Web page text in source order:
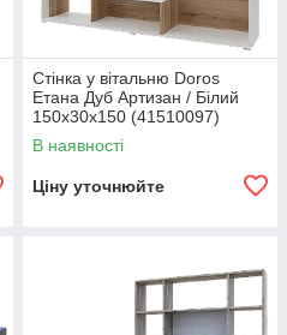
Стінка у вітальню Doros
Етана Дуб Артизан / Білий
150х30х150 (41510097)
В наявності
Ціну уточнюйте